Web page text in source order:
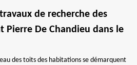
de recherche des
Pierre De Chandieu dans le
des toits des habitations se démarquent